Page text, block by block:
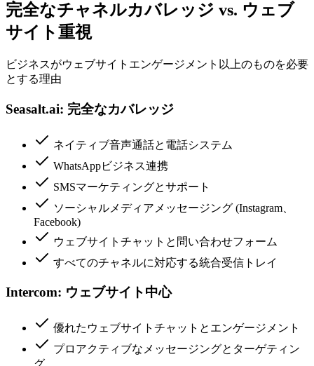
完全なチャネルカバレッジ vs. ウェブ
サイト重視
ビジネスがウェブサイトエンゲージメント以上のものを必要
とする理由
Seasalt.ai: 完全なカバレッジ
ネイティブ音声通話と電話システム
WhatsAppビジネス連携
SMSマーケティングとサポート
ソーシャルメディアメッセージング (Instagram、
Facebook)
ウェブサイトチャットと問い合わせフォーム
すべてのチャネルに対応する統合受信トレイ
Intercom: ウェブサイト中心
優れたウェブサイトチャットとエンゲージメント
プロアクティブなメッセージングとターゲティン
グ